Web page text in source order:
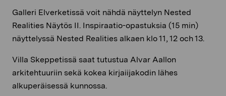
Galleri Elverketissä voit nähdä näyttelyn Nested
Realities Näytös II. Inspiraatio-opastuksia (15 min)
näyttelyssä Nested Realities alkaen klo 11, 12 och 13.
Villa Skeppetissä saat tutustua Alvar Aallon
arkitehtuuriin sekä kokea kirjaiijakodin lähes
alkuperäisessä kunnossa.